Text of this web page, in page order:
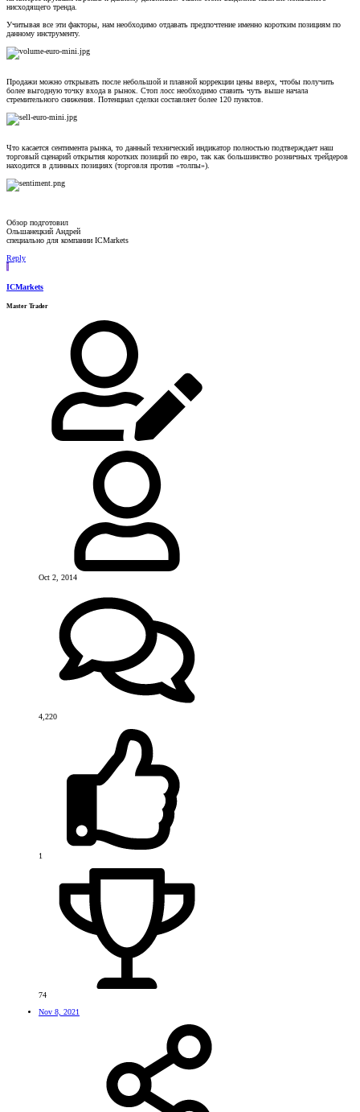
нисходящего тренда.
Учитывая все эти факторы, нам необходимо отдавать предпочтение именно коротким позициям по
данному инструменту.
Продажи можно открывать после небольшой и плавной коррекции цены вверх, чтобы получить
более выгодную точку входа в рынок. Стоп лосс необходимо ставить чуть выше начала
стремительного снижения. Потенциал сделки составляет более 120 пунктов.
Что касается сентимента рынка, то данный технический индикатор полностью подтверждает наш
торговый сценарий открытия коротких позиций по евро, так как большинство розничных трейдеров
находится в длинных позициях (торговля против «толпы»).
Обзор подготовил
Ольшанецкий Андрей
специально для компании ICMarkets
Reply
ICMarkets
Master Trader
Oct 2, 2014
4,220
1
74
Nov 8, 2021